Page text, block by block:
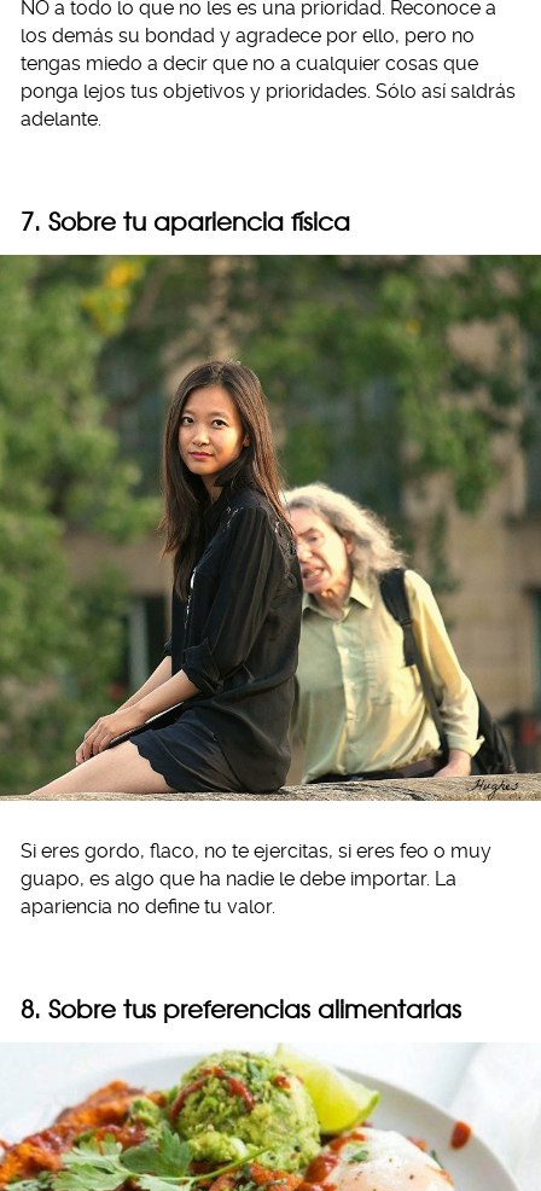
NO a todo lo que no les es una prioridad. Reconoce a
los demás su bondad y agradece por ello, pero no
tengas miedo a decir que no a cualquier cosas que
ponga lejos tus objetivos y prioridades. Sólo así saldrás
adelante.
7. Sobre tu apariencia física
Si eres gordo, flaco, no te ejercitas, si eres feo o muy
guapo, es algo que ha nadie le debe importar. La
apariencia no define tu valor.
8. Sobre tus preferencias alimentarias